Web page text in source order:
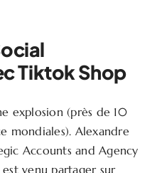
Tiktok Shop
explosion (près de 10
mondiales). Alexandre
Accounts and Agency
est venu partager sur